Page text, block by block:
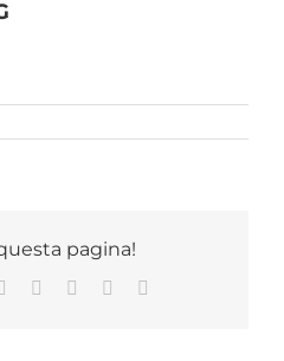
pagina!
LinkedIn
TumblrPinterest